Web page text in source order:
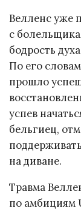
Велленс уже
с
бодрость
По его
прошло
успев
бельгиец,
на диване.
Травма
по амбициям